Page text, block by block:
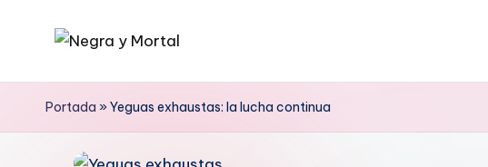
contenido
N
eliteraria
Portada »Yeguas exhaustas: la lucha continua